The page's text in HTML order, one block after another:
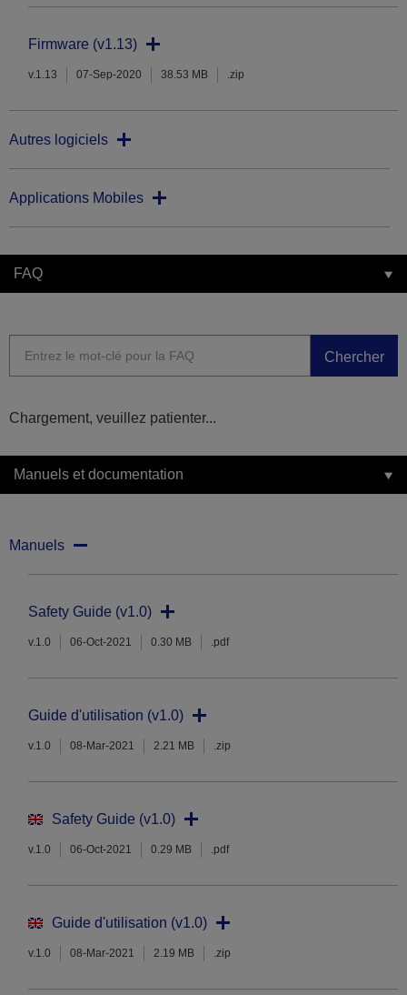
Firmware (v1.13)
v.1.13 07-Sep-2020 38.53 MB .zip
Autres logiciels
Applications Mobiles
FAQ
Chercher
Chargement, veuillez patienter...
Manuels et documentation
Manuels
Safety Guide (v1.0)
v.1.0 06-Oct-2021 0.30 MB .pdf
Guide d'utilisation (v1.0)
v.1.0 08-Mar-2021 2.21 MB .zip
Safety Guide (v1.0)
v.1.0 06-Oct-2021 0.29 MB .pdf
Guide d'utilisation (v1.0)
v.1.0 08-Mar-2021 2.19 MB .zip